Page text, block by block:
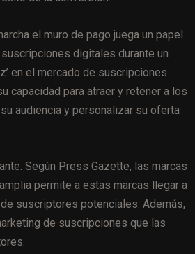
el muro de pago juega un papel
digitales durante un
en el mercado de suscripciones
capacidad para atraer y retener a los
audiencia y personalizar su oferta
Según Press Gazette, las marcas
permite a estas marcas llegar a
suscriptores potenciales. Además,
de suscripciones que las